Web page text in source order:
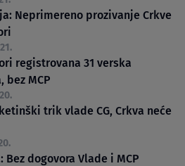
Neprimereno prozivanje Crkve
registrovana 31 verska
bez MCP
trik vlade CG, Crkva neće
Bez dogovora Vlade i MCP